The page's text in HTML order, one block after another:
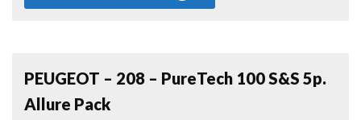
Berlina
Confronta
PEUGEOT – 208 – PureTech 100 S&S 5p.
Allure Pack